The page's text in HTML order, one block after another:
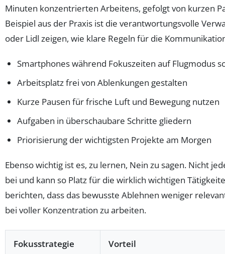
Minuten konzentrierten Arbeitens, gefolgt von kurzen
Beispiel aus der Praxis ist die verantwortungsvolle
oder Lidl zeigen, wie klare Regeln für die
Smartphones während Fokuszeiten auf Flugmodus
Arbeitsplatz frei von Ablenkungen gestalten
Kurze Pausen für frische Luft und Bewegung nutzen
Aufgaben in überschaubare Schritte gliedern
Priorisierung der wichtigsten Projekte am Morgen
Ebenso wichtig ist es, zu lernen, Nein zu sagen. Nicht
bei und kann so Platz für die wirklich wichtigen
berichten, dass das bewusste Ablehnen weniger
bei voller Konzentration zu arbeiten.
Fokusstrategie Vorteil